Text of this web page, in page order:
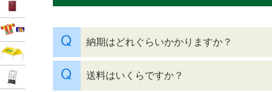
納期はどれぐらいかかりますか？
送料はいくらですか？